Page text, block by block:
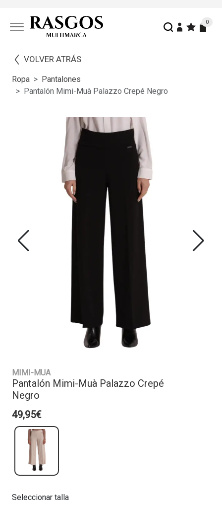
0
VOLVER ATRÁS
Ropa
Pantalones
Pantalón Mimi-Muà Palazzo Crepé Negro
MIMI-MUA
Pantalón Mimi-Muà Palazzo Crepé
Negro
49,95€
Seleccionar talla